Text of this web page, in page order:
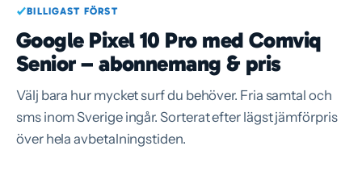
BILLIGAST FÖRST
Google Pixel 10 Pro med Comviq
Senior – abonnemang & pris
Välj bara hur mycket surf du behöver. Fria samtal och
sms inom Sverige ingår. Sorterat efter lägst jämförpris
över hela avbetalningstiden.